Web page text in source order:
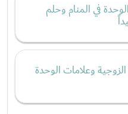
في المنام وحلم
وعلامات الوحدة